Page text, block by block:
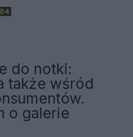
do notki:
także wśród
o galerie